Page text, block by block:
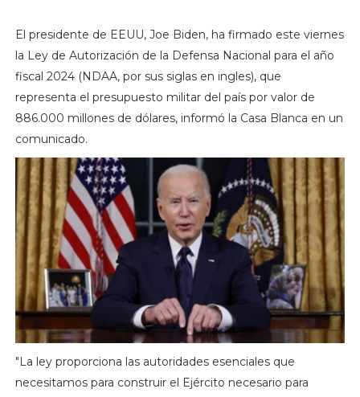
El presidente de EEUU, Joe Biden, ha firmado este viernes
la Ley de Autorización de la Defensa Nacional para el año
fiscal 2024 (NDAA, por sus siglas en ingles), que
representa el presupuesto militar del país por valor de
886.000 millones de dólares, informó la Casa Blanca en un
comunicado.
"La ley proporciona las autoridades esenciales que
necesitamos para construir el Ejército necesario para